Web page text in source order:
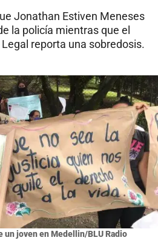
Jonathan Estiven Meneses
la policía mientras que el
reporta una sobredosis.
un joven en Medellin/BLU Radio